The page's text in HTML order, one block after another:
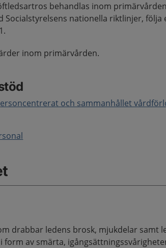
behandlas inom
Socialstyrelsens nationella riktlinjer, följa
inom primärvården.
ersoncentrerat och sammanhållet
drabbar ledens brosk, mjukdelar samt
form av smärta,